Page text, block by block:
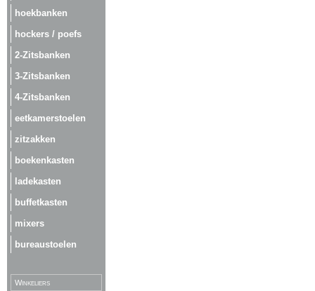
hoekbanken
hockers / poefs
2-Zitsbanken
3-Zitsbanken
4-Zitsbanken
eetkamerstoelen
zitzakken
boekenkasten
ladekasten
buffetkasten
mixers
bureaustoelen
Winkeliers